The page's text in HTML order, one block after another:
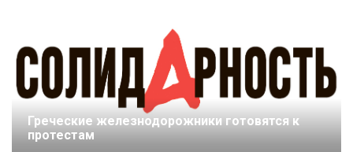
Греческие железнодорожники готовятся к
протестам